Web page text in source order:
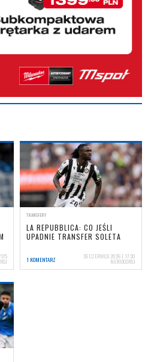
TRANSFERY
LA REPUBBLICA: CO JEŚLI
UPADNIE TRANSFER SOLETA
1 KOMENTARZ 26 CZERWCA 2026 | 17:30
NERIOCORSI